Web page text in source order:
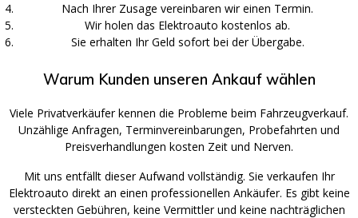
Nach Ihrer Zusage vereinbaren wir einen Termin.
Wir holen das Elektroauto kostenlos ab.
Sie erhalten Ihr Geld sofort bei der Übergabe.
Warum Kunden unseren Ankauf wählen
Viele Privatverkäufer kennen die Probleme beim Fahrzeugverkauf.
Unzählige Anfragen, Terminvereinbarungen, Probefahrten und
Preisverhandlungen kosten Zeit und Nerven.
Mit uns entfällt dieser Aufwand vollständig. Sie verkaufen Ihr
Elektroauto direkt an einen professionellen Ankäufer. Es gibt keine
versteckten Gebühren, keine Vermittler und keine nachträglichen